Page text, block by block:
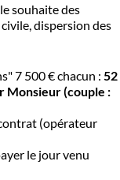
souhaite des
dispersion des
7 500 € chacun : 52
Monsieur (couple :
(opérateur
le jour venu